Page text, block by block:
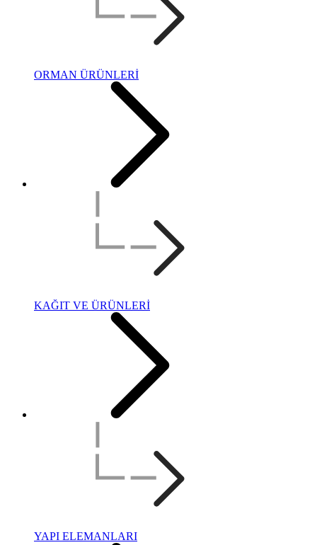
ORMAN ÜRÜNLERİ
KAĞIT VE ÜRÜNLERİ
YAPI ELEMANLARI